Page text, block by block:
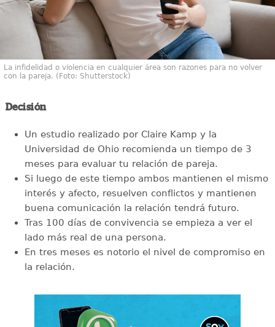
La infidelidad o violencia en cualquier área son razones para no volver
con la pareja. (Foto: Shutterstock)
Decisión
Un estudio realizado por Claire Kamp y la
Universidad de Ohio recomienda un tiempo de 3
meses para evaluar tu relación de pareja.
Si luego de este tiempo ambos mantienen el mismo
interés y afecto, resuelven conflictos y mantienen
buena comunicación la relación tendrá futuro.
Tras 100 días de convivencia se empieza a ver el
lado más real de una persona.
En tres meses es notorio el nivel de compromiso en
la relación.